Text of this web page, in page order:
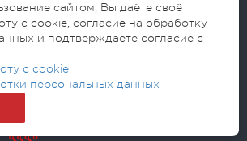
тракторный
завод»
персональных данных
персональных данных
Разработано:
сайтом, Вы даёте своё
с cookie, согласие на обработку
и подтверждаете согласие с
с cookie
персональных данных